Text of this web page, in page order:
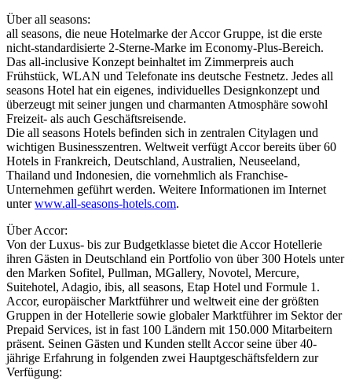
Über all seasons:
all seasons, die neue Hotelmarke der Accor Gruppe, ist die erste
nicht-standardisierte 2-Sterne-Marke im Economy-Plus-Bereich.
Das all-inclusive Konzept beinhaltet im Zimmerpreis auch
Frühstück, WLAN und Telefonate ins deutsche Festnetz. Jedes all
seasons Hotel hat ein eigenes, individuelles Designkonzept und
überzeugt mit seiner jungen und charmanten Atmosphäre sowohl
Freizeit- als auch Geschäftsreisende.
Die all seasons Hotels befinden sich in zentralen Citylagen und
wichtigen Businesszentren. Weltweit verfügt Accor bereits über 60
Hotels in Frankreich, Deutschland, Australien, Neuseeland,
Thailand und Indonesien, die vornehmlich als Franchise-
Unternehmen geführt werden. Weitere Informationen im Internet
unterwww.all-seasons-hotels.com.
Über Accor:
Von der Luxus- bis zur Budgetklasse bietet die Accor Hotellerie
ihren Gästen in Deutschland ein Portfolio von über 300 Hotels unter
den Marken Sofitel, Pullman, MGallery, Novotel, Mercure,
Suitehotel, Adagio, ibis, all seasons, Etap Hotel und Formule 1.
Accor, europäischer Marktführer und weltweit eine der größten
Gruppen in der Hotellerie sowie globaler Marktführer im Sektor der
Prepaid Services, ist in fast 100 Ländern mit 150.000 Mitarbeitern
präsent. Seinen Gästen und Kunden stellt Accor seine über 40-
jährige Erfahrung in folgenden zwei Hauptgeschäftsfeldern zur
Verfügung: